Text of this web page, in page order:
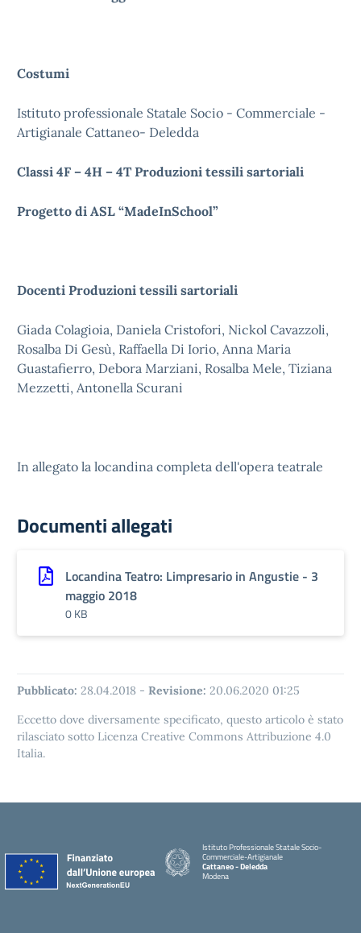
Costumi
Istituto professionale Statale Socio - Commerciale -
Artigianale Cattaneo- Deledda
Classi 4F – 4H – 4T Produzioni tessili sartoriali
Progetto di ASL “MadeInSchool”
Docenti Produzioni tessili sartoriali
Giada Colagioia, Daniela Cristofori, Nickol Cavazzoli,
Rosalba Di Gesù, Raffaella Di Iorio, Anna Maria
Guastafierro, Debora Marziani, Rosalba Mele, Tiziana
Mezzetti, Antonella Scurani
In allegato la locandina completa dell'opera teatrale
Documenti allegati
Locandina Teatro: Limpresario in Angustie - 3
maggio 2018
0 KB
Pubblicato: 28.04.2018 - Revisione: 20.06.2020 01:25
Eccetto dove diversamente specificato, questo articolo è stato
rilasciato sotto Licenza Creative Commons Attribuzione 4.0
Italia.
Istituto Professionale Statale Socio-
Commerciale-Artigianale
Cattaneo - Deledda
Modena